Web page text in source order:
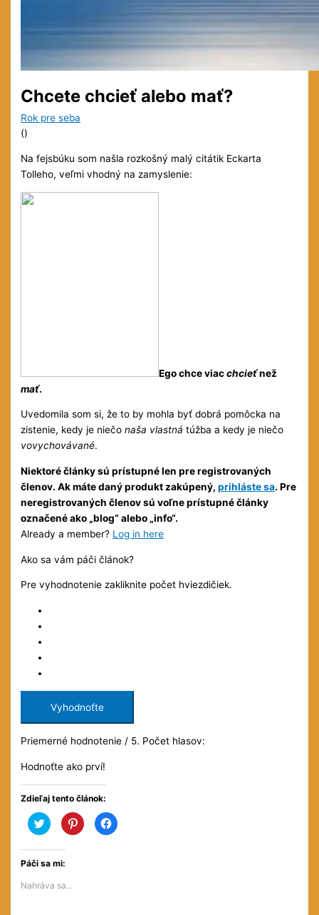
Chcete chcieť alebo mať?
Rok pre seba
()
Na fejsbúku som našla rozkošný malý citátik Eckarta
Tolleho, veľmi vhodný na zamyslenie:
Ego chce viacchcieťnež
mať.
Uvedomila som si, že to by mohla byť dobrá pomôcka na
zistenie, kedy je niečonaša vlastná túžba a kedy je niečo
vovychovávané.
Niektoré články sú prístupné len pre registrovaných
členov. Ak máte daný produkt zakúpený,prihláste sa. Pre
neregistrovaných členov sú voľne prístupné články
označené ako „blog“ alebo „info“.
Already a member? Log in here
Ako sa vám páči článok?
Pre vyhodnotenie zakliknite počet hviezdičiek.
Vyhodnoťte
Priemerné hodnotenie/ 5. Počet hlasov:
Hodnoťte ako prví!
Zdieľaj tento článok:
Kliknite
pre
zdieľanie
na
Twitter(Otvorí
v
novom
Kliknite
pre
zdieľanie
Kliknite
pre
Páči sa mi:
Nahráva sa...